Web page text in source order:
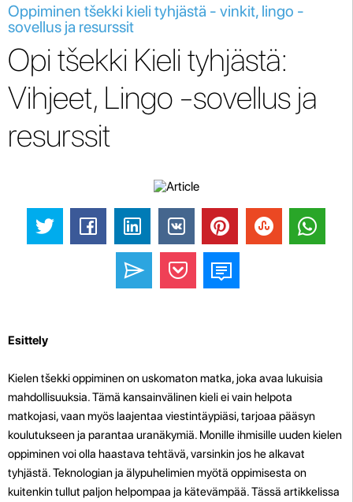
Oppiminen tšekki kieli tyhjästä - vinkit, lingo -
sovellus ja resurssit
Opi tšekki Kieli tyhjästä:
Vihjeet, Lingo -sovellus ja
resurssit
Esittely
Kielen tšekki oppiminen on uskomaton matka, joka avaa lukuisia
mahdollisuuksia. Tämä kansainvälinen kieli ei vain helpota
matkojasi, vaan myös laajentaa viestintäypiäsi, tarjoaa pääsyn
koulutukseen ja parantaa uranäkymiä. Monille ihmisille uuden kielen
oppiminen voi olla haastava tehtävä, varsinkin jos he alkavat
tyhjästä. Teknologian ja älypuhelimien myötä oppimisesta on
kuitenkin tullut paljon helpompaa ja kätevämpää. Tässä artikkelissa